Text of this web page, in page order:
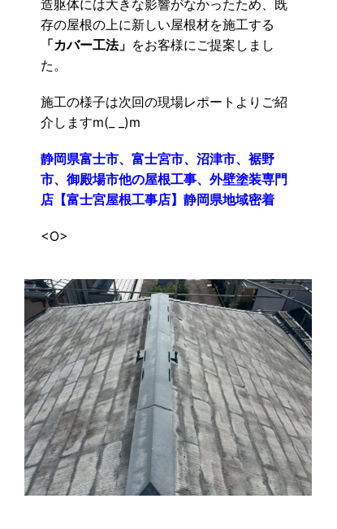
造躯体には大きな影響がなかったため、既
存の屋根の上に新しい屋根材を施工する
「カバー工法」 をお客様にご提案しまし
た。
施工の様子は次回の現場レポートよりご紹
介しますm(_ _)m
静岡県富士市、富士宮市、沼津市、裾野
市、御殿場市他の屋根工事、外壁塗装専門
店【富士宮屋根工事店】静岡県地域密着
<O>